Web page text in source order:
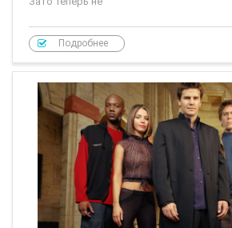
Подробнее